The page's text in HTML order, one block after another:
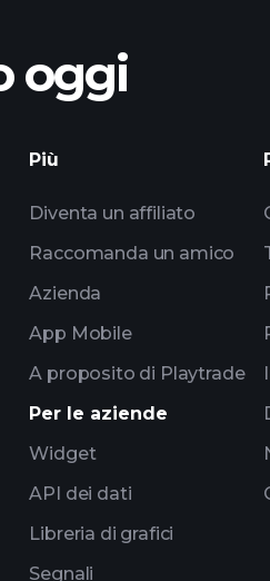
oggi
Più
Diventa un affiliato
Raccomanda un amico
Azienda
App Mobile
A proposito di Playtrade
Per le aziende
Widget
API dei dati
Libreria di grafici
Segnali